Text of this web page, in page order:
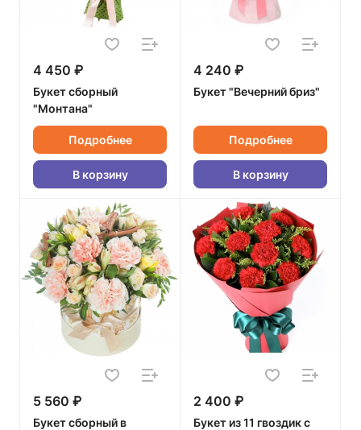
4 450 ₽
Букет сборный
"Монтана"
Подробнее
В корзину
4 240 ₽
Букет "Вечерний бриз"
Подробнее
В корзину
5 560 ₽
Букет сборный в
2 400 ₽
Букет из 11 гвоздик с